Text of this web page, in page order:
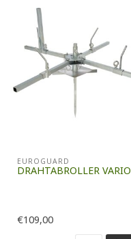
EUROGUARD
DRAHTABROLLER VARIO
€109,00